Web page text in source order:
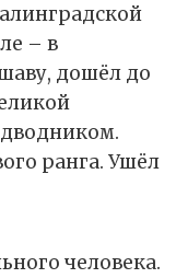
– в
дошёл до
ранга. Ушёл
человека.